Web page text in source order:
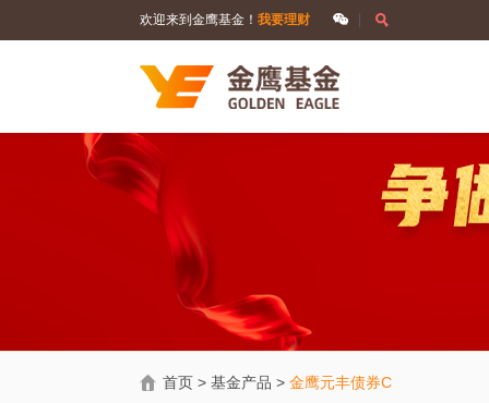
欢迎来到金鹰基金！ 我要理财
首页 > 基金产品 > 金鹰元丰债券C